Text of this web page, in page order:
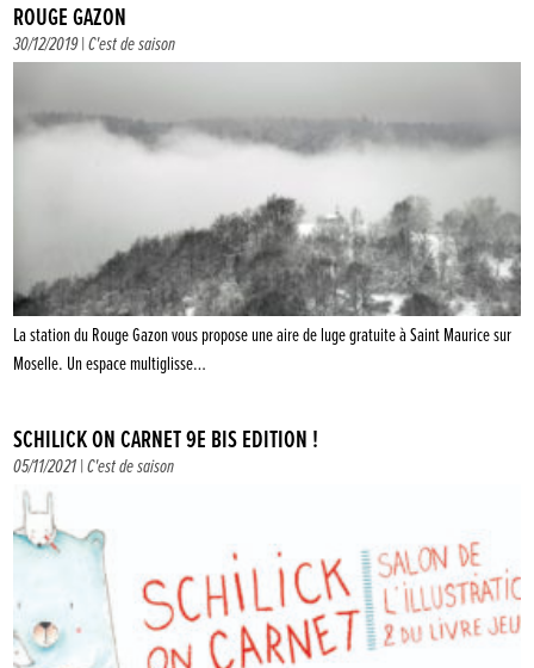
ROUGE GAZON
30/12/2019 |C'est de saison
La station du Rouge Gazon vous propose une aire de luge gratuite à Saint Maurice sur
Moselle. Un espace multiglisse…
SCHILICK ON CARNET 9E BIS ÉDITION !
05/11/2021 |C'est de saison